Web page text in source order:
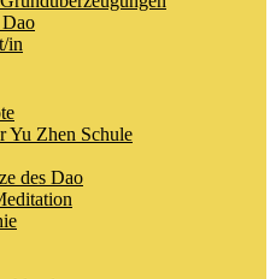
Dao
in
Yu Zhen Schule
des Dao